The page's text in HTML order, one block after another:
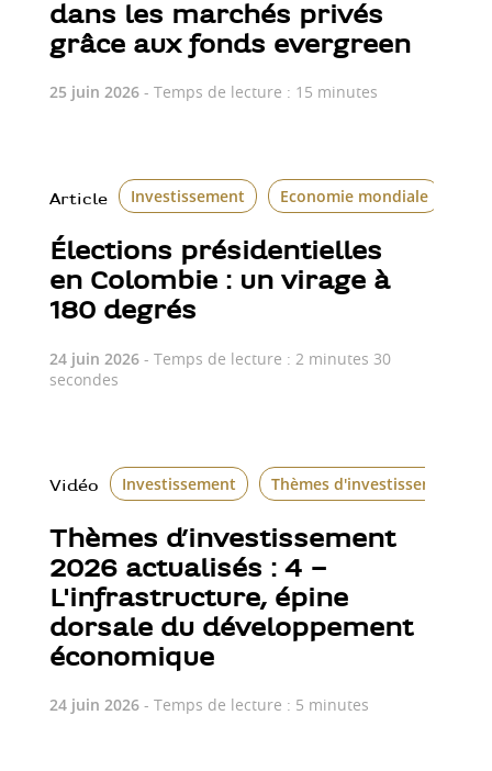
dans les marchés privés
grâce aux fonds evergreen
25 juin 2026- Temps de lecture : 15 minutes
Article Investissement Economie mondiale
Élections présidentielles
en Colombie : un virage à
180 degrés
24 juin 2026- Temps de lecture : 2 minutes 30
secondes
Vidéo Investissement Thèmes d'investissement
Thèmes d’investissement
2026 actualisés : 4 –
L'infrastructure, épine
dorsale du développement
économique
24 juin 2026- Temps de lecture : 5 minutes